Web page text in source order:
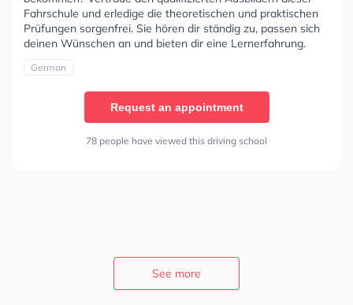
Fahrschule und erledige die theoretischen und praktischen
Prüfungen sorgenfrei. Sie hören dir ständig zu, passen sich
deinen Wünschen an und bieten dir eine Lernerfahrung.
German
Request an appointment
78 people have viewed this driving school
See more